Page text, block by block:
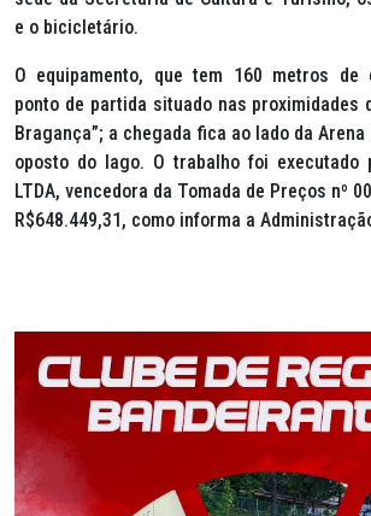
e o bicicletário.
O equipamento, que tem 160 metros de
ponto de partida situado nas proximidades
Bragança”; a chegada fica ao lado da
oposto do lago. O trabalho foi executado
LTDA, vencedora da Tomada de Preços nº
R$648.449,31, como informa a